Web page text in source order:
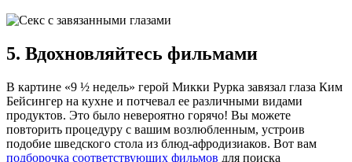
5. Вдохновляйтесь фильмами
В картине «9 ½ недель» герой Микки Рурка завязал глаза Ким
Бейсингер на кухне и потчевал ее различными видами
продуктов. Это было невероятно горячо! Вы можете
повторить процедуру с вашим возлюбленным, устроив
подобие шведского стола из блюд-афродизиаков. Вот вам
подборочка соответствующих фильмов для поиска